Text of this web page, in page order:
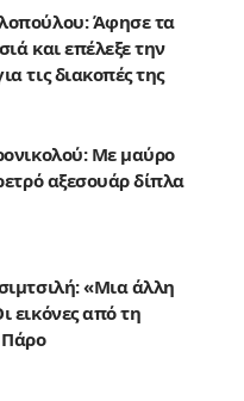
Άφησε τα
και επέλεξε την
τις διακοπές της
Με μαύρο
αξεσουάρ δίπλα
«Μια άλλη
εικόνες από τη
Πάρο